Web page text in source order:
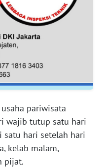
pariwisata
wajib tutup satu hari
satu hari setelah hari
kelab malam,
pijat.